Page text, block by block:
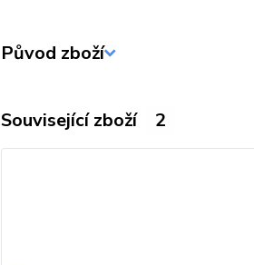
Původ zboží
Související zboží 2